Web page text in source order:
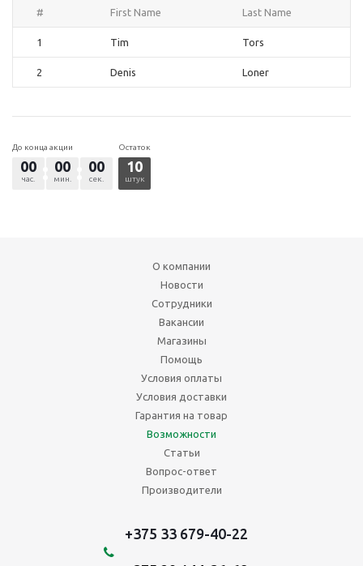
# First Name Last Name
1 Tim Tors
2 Denis Loner
До конца акции
00
час.
00
мин.
00
сек.
Остаток
10
штук
О компании
Новости
Сотрудники
Вакансии
Магазины
Помощь
Условия оплаты
Условия доставки
Гарантия на товар
Возможности
Статьи
Вопрос-ответ
Производители
+375 33 679-40-22